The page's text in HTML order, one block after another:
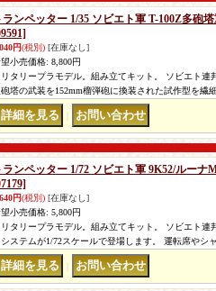
ランペッター 1/35 ソビエト軍 T-100Z多砲
円(税別) [在庫なし]
小売価格: 8,800円
リタリープラモデル。組み立てキット。 ソビエト
塔の武装を152mm榴弾砲に換装された試作型を繊
ランペッター 1/72 ソビエト軍 9K52/ルー
円(税別) [在庫なし]
小売価格: 5,800円
リタリープラモデル。組み立てキット。 ソビエト
システムが1/72スケールで登場します。 運転席やシ